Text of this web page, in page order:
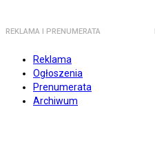
REKLAMA I PRENUMERATA
Reklama
Ogłoszenia
Prenumerata
Archiwum